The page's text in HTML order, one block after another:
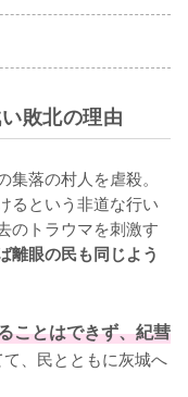
敗北の理由
落の村人を虐殺。
るという非道な行い
のトラウマを刺激す
離眼の民も同じよう
ことはできず、紀彗
、民とともに灰城へ